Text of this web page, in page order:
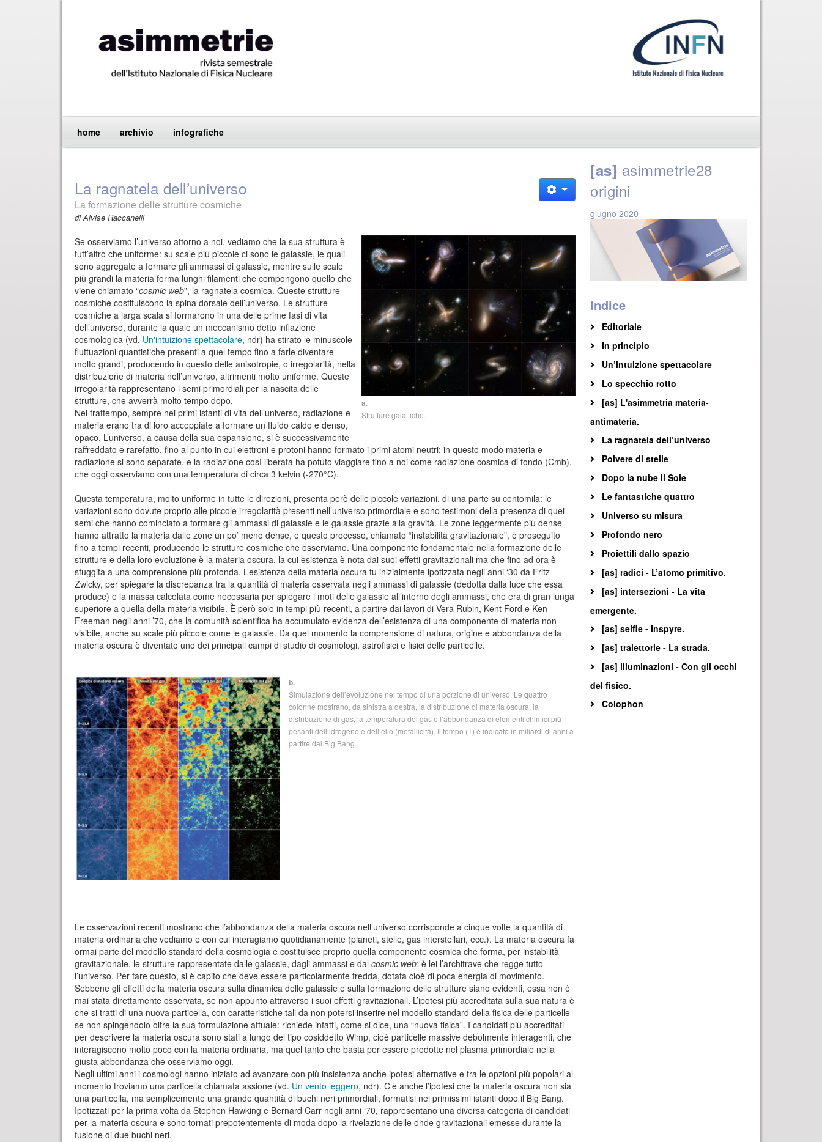
home archivio infografiche
La ragnatela dell’universo
La formazione delle strutture cosmiche
di Alvise Raccanelli
a
Strutture galattiche.
Se osserviamo l’universo attorno a noi, vediamo che la sua struttura è
tutt’altro che uniforme: su scale più piccole ci sono le galassie, le quali
sono aggregate a formare gli ammassi di galassie, mentre sulle scale
più grandi la materia forma lunghi filamenti che compongono quello che
viene chiamato “cosmic web”, la ragnatela cosmica. Queste strutture
cosmiche costituiscono la spina dorsale dell’universo. Le strutture
cosmiche a larga scala si formarono in una delle prime fasi di vita
dell’universo, durante la quale un meccanismo detto inflazione
cosmologica (vd. Un'intuizione spettacolare, ndr) ha stirato le minuscole
fluttuazioni quantistiche presenti a quel tempo fino a farle diventare
molto grandi, producendo in questo delle anisotropie, o irregolarità, nella
distribuzione di materia nell’universo, altrimenti molto uniforme. Queste
irregolarità rappresentano i semi primordiali per la nascita delle
strutture, che avverrà molto tempo dopo.
Nel frattempo, sempre nei primi istanti di vita dell’universo, radiazione e
materia erano tra di loro accoppiate a formare un fluido caldo e denso,
opaco. L’universo, a causa della sua espansione, si è successivamente
raffreddato e rarefatto, fino al punto in cui elettroni e protoni hanno formato i primi atomi neutri: in questo modo materia e
radiazione si sono separate, e la radiazione così liberata ha potuto viaggiare fino a noi come radiazione cosmica di fondo (Cmb),
che oggi osserviamo con una temperatura di circa 3 kelvin (-270°C).
Questa temperatura, molto uniforme in tutte le direzioni, presenta però delle piccole variazioni, di una parte su centomila: le
variazioni sono dovute proprio alle piccole irregolarità presenti nell’universo primordiale e sono testimoni della presenza di quei
semi che hanno cominciato a formare gli ammassi di galassie e le galassie grazie alla gravità. Le zone leggermente più dense
hanno attratto la materia dalle zone un po’ meno dense, e questo processo, chiamato “instabilità gravitazionale”, è proseguito
fino a tempi recenti, producendo le strutture cosmiche che osserviamo. Una componente fondamentale nella formazione delle
strutture e della loro evoluzione è la materia oscura, la cui esistenza è nota dai suoi effetti gravitazionali ma che fino ad ora è
sfuggita a una comprensione più profonda. L’esistenza della materia oscura fu inizialmente ipotizzata negli anni ‘30 da Fritz
Zwicky, per spiegare la discrepanza tra la quantità di materia osservata negli ammassi di galassie (dedotta dalla luce che essa
produce) e la massa calcolata come necessaria per spiegare i moti delle galassie all’interno degli ammassi, che era di gran lunga
superiore a quella della materia visibile. È però solo in tempi più recenti, a partire dai lavori di Vera Rubin, Kent Ford e Ken
Freeman negli anni ’70, che la comunità scientifica ha accumulato evidenza dell’esistenza di una componente di materia non
visibile, anche su scale più piccole come le galassie. Da quel momento la comprensione di natura, origine e abbondanza della
materia oscura è diventato uno dei principali campi di studio di cosmologi, astrofisici e fisici delle particelle.
b.
Simulazione dell’evoluzione nel tempo di una porzione di universo. Le quattro
colonne mostrano, da sinistra a destra, la distribuzione di materia oscura, la
distribuzione di gas, la temperatura del gas e l’abbondanza di elementi chimici più
pesanti dell’idrogeno e dell’elio (metallicità). Il tempo (T) è indicato in miliardi di anni a
partire dal Big Bang.
Le osservazioni recenti mostrano che l’abbondanza della materia oscura nell’universo corrisponde a cinque volte la quantità di
materia ordinaria che vediamo e con cui interagiamo quotidianamente (pianeti, stelle, gas interstellari, ecc.). La materia oscura fa
ormai parte del modello standard della cosmologia e costituisce proprio quella componente cosmica che forma, per instabilità
gravitazionale, le strutture rappresentate dalle galassie, dagli ammassi e dal cosmic web: è lei l’architrave che regge tutto
l’universo. Per fare questo, si è capito che deve essere particolarmente fredda, dotata cioè di poca energia di movimento.
Sebbene gli effetti della materia oscura sulla dinamica delle galassie e sulla formazione delle strutture siano evidenti, essa non è
mai stata direttamente osservata, se non appunto attraverso i suoi effetti gravitazionali. L’ipotesi più accreditata sulla sua natura è
che si tratti di una nuova particella, con caratteristiche tali da non potersi inserire nel modello standard della fisica delle particelle
se non spingendolo oltre la sua formulazione attuale: richiede infatti, come si dice, una “nuova fisica”. I candidati più accreditati
per descrivere la materia oscura sono stati a lungo del tipo cosiddetto Wimp, cioè particelle massive debolmente interagenti, che
interagiscono molto poco con la materia ordinaria, ma quel tanto che basta per essere prodotte nel plasma primordiale nella
giusta abbondanza che osserviamo oggi.
Negli ultimi anni i cosmologi hanno iniziato ad avanzare con più insistenza anche ipotesi alternative e tra le opzioni più popolari al
momento troviamo una particella chiamata assione (vd. Un vento leggero, ndr). C’è anche l’ipotesi che la materia oscura non sia
una particella, ma semplicemente una grande quantità di buchi neri primordiali, formatisi nei primissimi istanti dopo il Big Bang.
Ipotizzati per la prima volta da Stephen Hawking e Bernard Carr negli anni ‘70, rappresentano una diversa categoria di candidati
per la materia oscura e sono tornati prepotentemente di moda dopo la rivelazione delle onde gravitazionali emesse durante la
fusione di due buchi neri.
[as] asimmetrie28
origini
giugno 2020
Indice
Editoriale
In principio
Un’intuizione spettacolare
Lo specchio rotto
[as] L'asimmetria materia-
antimateria.
La ragnatela dell’universo
Polvere di stelle
Dopo la nube il Sole
Le fantastiche quattro
Universo su misura
Profondo nero
Proiettili dallo spazio
[as] radici - L’atomo primitivo.
[as] intersezioni - La vita
emergente.
[as] selfie - Inspyre.
[as] traiettorie - La strada.
[as] illuminazioni - Con gli occhi
del fisico.
Colophon